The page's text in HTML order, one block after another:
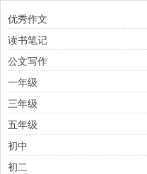
优秀作文
读书笔记
公文写作
一年级
三年级
五年级
初中
初二